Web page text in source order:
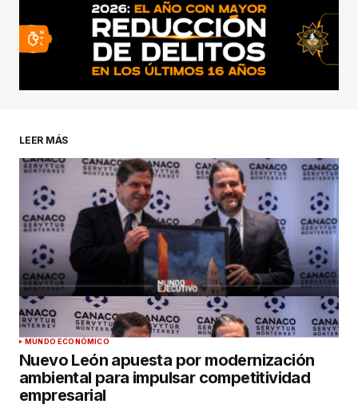
LEER MÁS
MUNDO ECONÓMICO
Nuevo León apuesta por modernización
ambiental para impulsar competitividad
empresarial